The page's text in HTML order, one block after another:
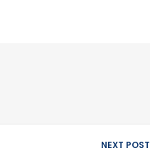
NEXT POST